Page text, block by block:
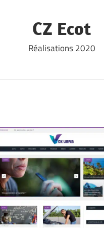
CZ Ecot
Réalisations 2020